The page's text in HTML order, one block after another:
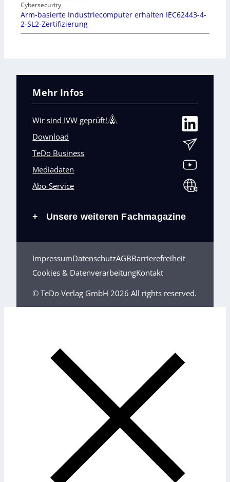
Cybersecurity
Arm-basierte Industriecomputer erhalten IEC62443-4-
2-SL2-Zertifizierung
Mehr Infos
Wir sind IVW geprüft!
Download
TeDo Business
Mediadaten
Abo-Service
+ Unsere weiteren Fachmagazine
ImpressumDatenschutzAGBBarrierefreiheit
Cookies & DatenverarbeitungKontakt
© TeDo Verlag GmbH 2026 All rights reserved.